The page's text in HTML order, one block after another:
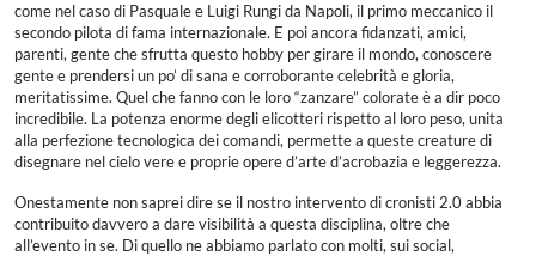
come nel caso di Pasquale e Luigi Rungi da Napoli, il primo meccanico il
secondo pilota di fama internazionale. E poi ancora fidanzati, amici,
parenti, gente che sfrutta questo hobby per girare il mondo, conoscere
gente e prendersi un po’ di sana e corroborante celebrità e gloria,
meritatissime. Quel che fanno con le loro “zanzare” colorate è a dir poco
incredibile. La potenza enorme degli elicotteri rispetto al loro peso, unita
alla perfezione tecnologica dei comandi, permette a queste creature di
disegnare nel cielo vere e proprie opere d’arte d’acrobazia e leggerezza.
Onestamente non saprei dire se il nostro intervento di cronisti 2.0 abbia
contribuito davvero a dare visibilità a questa disciplina, oltre che
all’evento in se. Di quello ne abbiamo parlato con molti, sui social,